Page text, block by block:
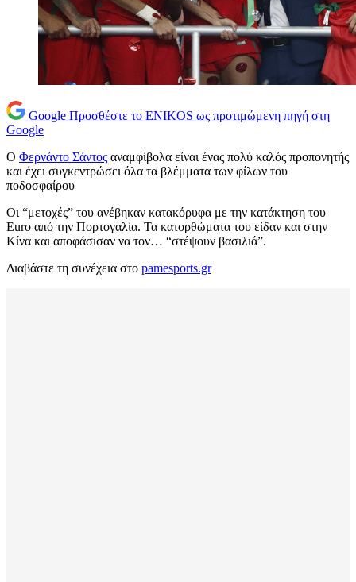
Google Προσθέστε το ENIKOS ως προτιμώμενη πηγή στη
Google
Ο Φερνάντο Σάντος αναμφίβολα είναι ένας πολύ καλός προπονητής
και έχει συγκεντρώσει όλα τα βλέμματα των φίλων του
ποδοσφαίρου
Οι “μετοχές” του ανέβηκαν κατακόρυφα με την κατάκτηση του
Euro από την Πορτογαλία. Τα κατορθώματα του είδαν και στην
Κίνα και αποφάσισαν να τον… “στέψουν βασιλιά”.
Διαβάστε τη συνέχεια στο pamesports.gr